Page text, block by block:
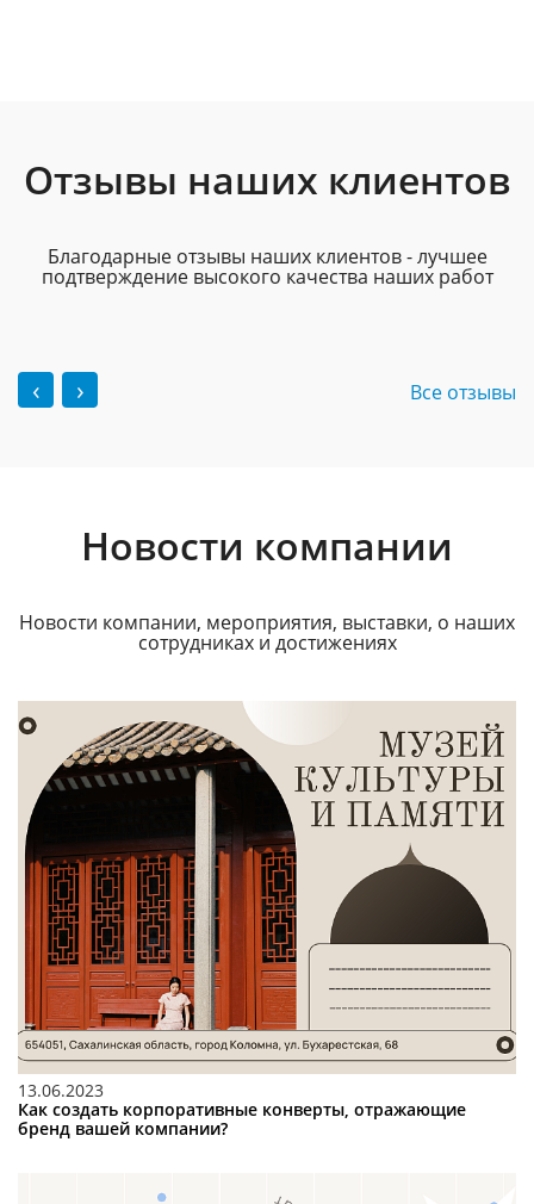
Отзывы наших клиентов
Благодарные отзывы наших клиентов - лучшее
подтверждение высокого качества наших работ
‹ › Все отзывы
Новости компании
Новости компании, мероприятия, выставки, о наших
сотрудниках и достижениях
13.06.2023
Как создать корпоративные конверты, отражающие
бренд вашей компании?